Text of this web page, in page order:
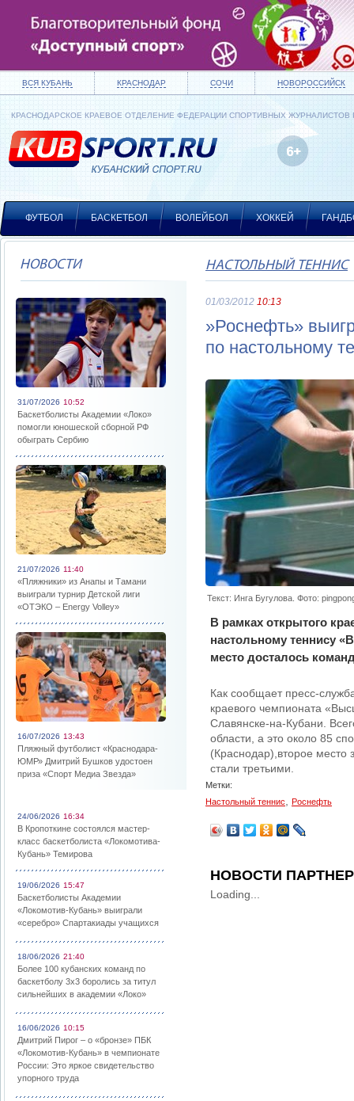
ВСЯ КУБАНЬ КРАСНОДАР СОЧИ НОВОРОССИЙСК
КРАСНОДАРСКОЕ КРАЕВОЕ ОТДЕЛЕНИЕ ФЕДЕРАЦИИ СПОРТИВНЫХ ЖУРНАЛИСТОВ
ФУТБОЛ БАСКЕТБОЛ ВОЛЕЙБОЛ ХОККЕЙ
НОВОСТИ
31/07/2026 10:52
Баскетболисты Академии «Локо»
помогли юношеской сборной РФ
обыграть Сербию
21/07/2026 11:40
«Пляжники» из Анапы и Тамани
выиграли турнир Детской лиги
«ОТЭКО – Energy Volley»
16/07/2026 13:43
Пляжный футболист «Краснодара-
ЮМР» Дмитрий Бушков удостоен
приза «Спорт Медиа Звезда»
24/06/2026 16:34
В Кропоткине состоялся мастер-
класс баскетболиста «Локомотива-
Кубань» Темирова
19/06/2026 15:47
Баскетболисты Академии
«Локомотив-Кубань» выиграли
«серебро» Спартакиады учащихся
18/06/2026 21:40
Более 100 кубанских команд по
баскетболу 3х3 боролись за титул
сильнейших в академии «Локо»
16/06/2026 10:15
Дмитрий Пирог – о «бронзе» ПБК
«Локомотив-Кубань» в чемпионате
России: Это яркое свидетельство
упорного труда
НАСТОЛЬНЫЙ ТЕННИС
01/03/2012 10:13
»Роснефть»
по настольному
Текст: Инга Бугулова. Фото:
В рамках открытого
настольному теннису
место досталось
Как сообщает пресс-
краевого чемпионата
Славянске-на-Кубани.
области, а это около 85
(Краснодар),второе
стали третьими.
Метки:
Настольный теннис
Роснефть
НОВОСТИ
Loading...